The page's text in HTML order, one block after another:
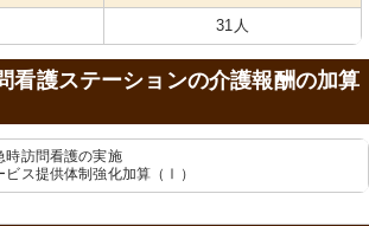
31人
看護ステーションの介護報酬の加算
時訪問看護の実施
ビス提供体制強化加算（Ⅰ）